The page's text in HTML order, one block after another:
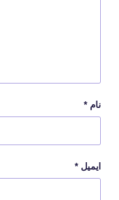
نام *
ایمیل *